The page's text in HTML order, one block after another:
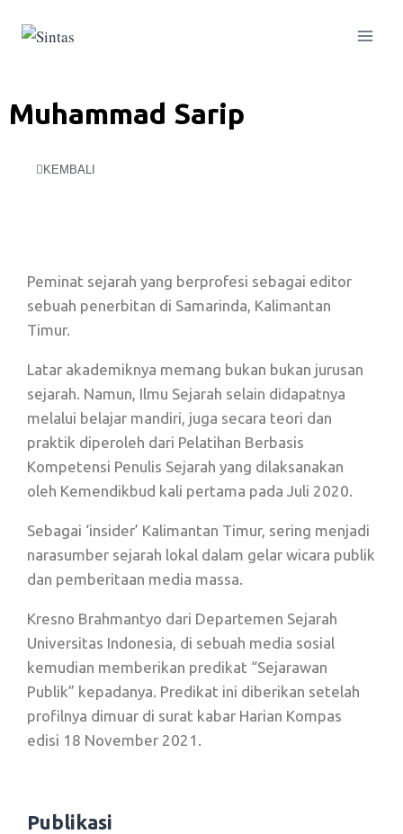
Muhammad Sarip
KEMBALI
Peminat sejarah yang berprofesi sebagai editor
sebuah penerbitan di Samarinda, Kalimantan
Timur.
Latar akademiknya memang bukan bukan jurusan
sejarah. Namun, Ilmu Sejarah selain didapatnya
melalui belajar mandiri, juga secara teori dan
praktik diperoleh dari Pelatihan Berbasis
Kompetensi Penulis Sejarah yang dilaksanakan
oleh Kemendikbud kali pertama pada Juli 2020.
Sebagai ‘insider’ Kalimantan Timur, sering menjadi
narasumber sejarah lokal dalam gelar wicara publik
dan pemberitaan media massa.
Kresno Brahmantyo dari Departemen Sejarah
Universitas Indonesia, di sebuah media sosial
kemudian memberikan predikat “Sejarawan
Publik” kepadanya. Predikat ini diberikan setelah
profilnya dimuar di surat kabar Harian Kompas
edisi 18 November 2021.
Publikasi